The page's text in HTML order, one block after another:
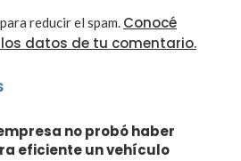
reducir el spam. Conocé
datos de tu comentario.
no probó haber
eficiente un vehículo